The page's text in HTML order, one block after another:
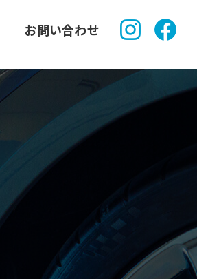
お問い合わせ